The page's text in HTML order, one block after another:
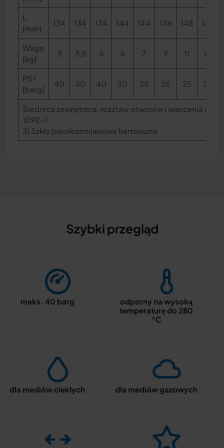
L
[mm]
134 134 134 144 144 146 148 148
Waga
[kg]
3 3,5 4 6 7 9 11 13
PS³
[barg]
40 40 40 30 25 25 25 25
Średnica zewnętrzna, rozstaw otworów i wiercenia
1092-1
3) Szkło borokrzemianowe hartowane
Szybki przegląd
maks. 40 barg
odporny na wysoką
temperaturę do 280
°C
dla mediów ciekłych dla mediów gazowych